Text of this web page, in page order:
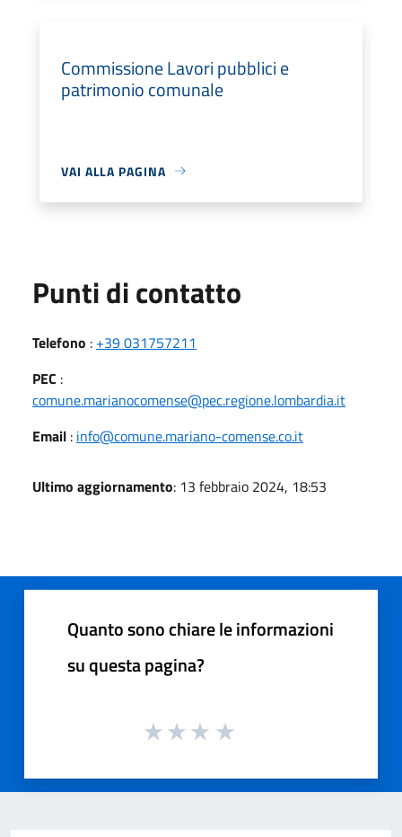
Commissione Lavori pubblici e
patrimonio comunale
VAI ALLA PAGINA
Punti di contatto
Telefono : +39 031757211
PEC :
comune.marianocomense@pec.regione.lombardia.it
Email : info@comune.mariano-comense.co.it
Ultimo aggiornamento: 13 febbraio 2024, 18:53
Quanto sono chiare le informazioni
su questa pagina?